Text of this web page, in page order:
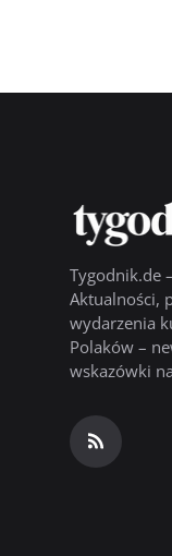
Tygodnik.de
Aktualności,
wydarzenia
Polaków –
wskazówki